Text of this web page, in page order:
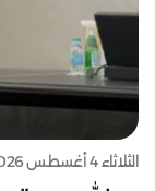
الثلاثاء 4 أغسطس 2026